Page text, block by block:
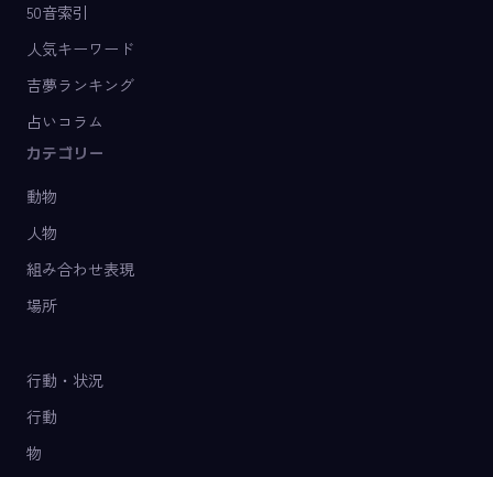
50音索引
人気キーワード
吉夢ランキング
占いコラム
カテゴリー
動物
人物
組み合わせ表現
場所
行動・状況
行動
物